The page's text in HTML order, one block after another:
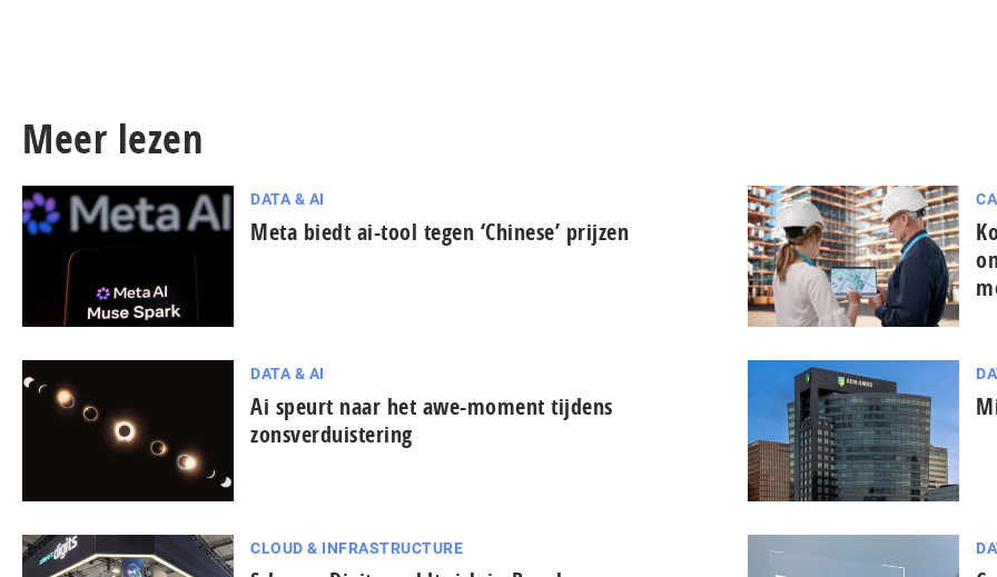
Meer lezen
DATA & AI
Meta biedt ai-tool tegen ‘Chinese’ prijzen
DATA & AI
Ai speurt naar het awe-moment tijdens
zonsverduistering
CLOUD & INFRASTRUCTURE